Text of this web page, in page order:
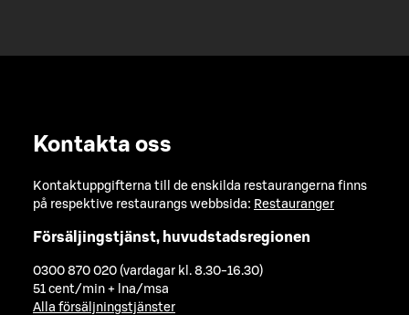
Kontakta oss
Kontaktuppgifterna till de enskilda restaurangerna finns
på respektive restaurangs webbsida: Restauranger
Försäljingstjänst, huvudstadsregionen
0300 870 020 (vardagar kl. 8.30-16.30)
51 cent/min + lna/msa
Alla försäljningstjänster